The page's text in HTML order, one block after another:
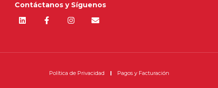
Contáctanos y Síguenos
Política de Privacidad Pagos y Facturación